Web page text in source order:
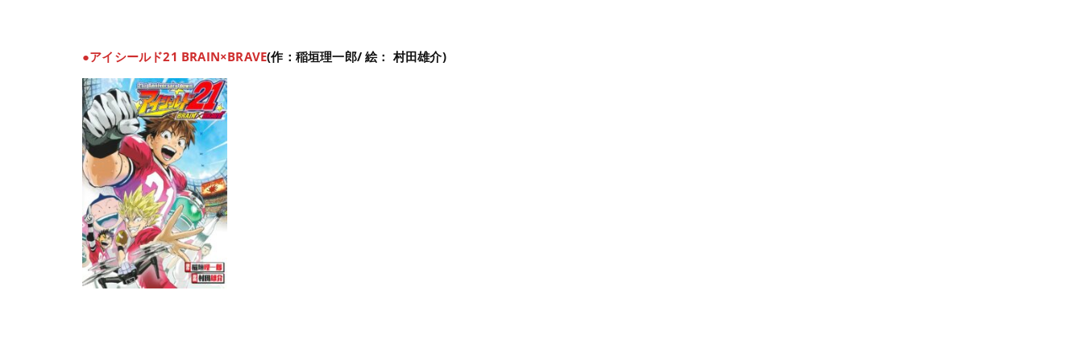
●アイシールド21 BRAIN×BRAVE(作： 稲垣理一郎/絵： 村田雄介)